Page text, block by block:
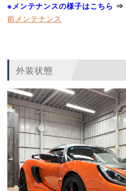
※メンテナンスの様子はこちら ⇒
前メンテナンス
外装状態